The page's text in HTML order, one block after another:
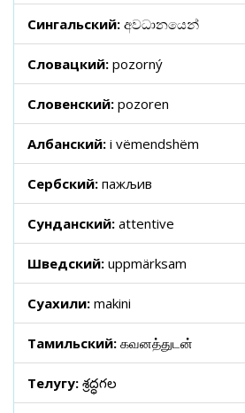
Сингальский: අවධානයෙන්
Словацкий: pozorný
Словенский: pozoren
Албанский: i vëmendshëm
Сербский: пажљив
Сунданский: attentive
Шведский: uppmärksam
Суахили: makini
Тамильский: கவனத்துடன்
Телугу: శ్రద్ధగల